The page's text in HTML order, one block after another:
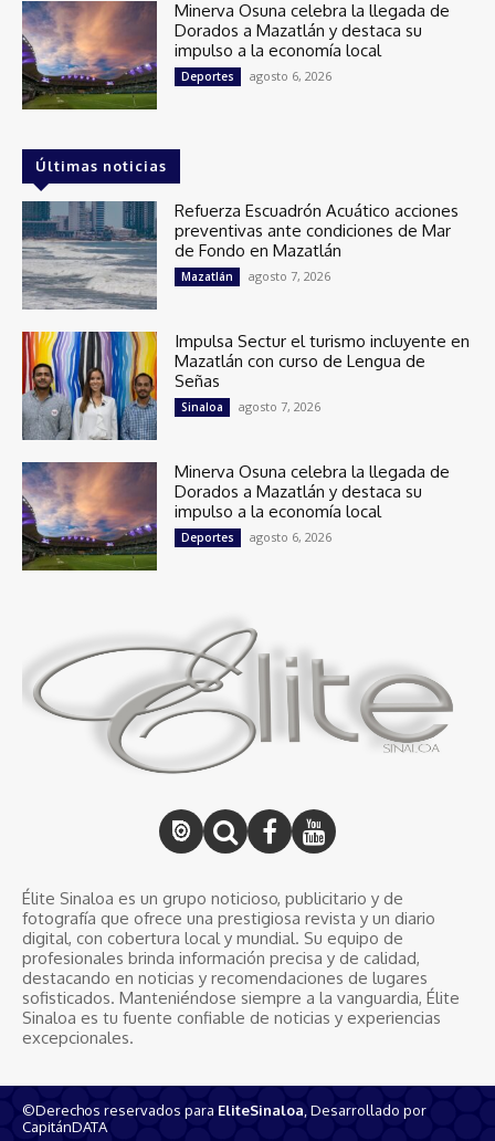
Minerva Osuna celebra la llegada de
Dorados a Mazatlán y destaca su
impulso a la economía local
Deportes agosto 6, 2026
Últimas noticias
Refuerza Escuadrón Acuático acciones
preventivas ante condiciones de Mar
de Fondo en Mazatlán
Mazatlán agosto 7, 2026
Impulsa Sectur el turismo incluyente en
Mazatlán con curso de Lengua de
Señas
Sinaloa agosto 7, 2026
Minerva Osuna celebra la llegada de
Dorados a Mazatlán y destaca su
impulso a la economía local
Deportes agosto 6, 2026
Élite Sinaloa es un grupo noticioso, publicitario y de
fotografía que ofrece una prestigiosa revista y un diario
digital, con cobertura local y mundial. Su equipo de
profesionales brinda información precisa y de calidad,
destacando en noticias y recomendaciones de lugares
sofisticados. Manteniéndose siempre a la vanguardia, Élite
Sinaloa es tu fuente confiable de noticias y experiencias
excepcionales.
©Derechos reservados para EliteSinaloa , Desarrollado por
CapitánDATA